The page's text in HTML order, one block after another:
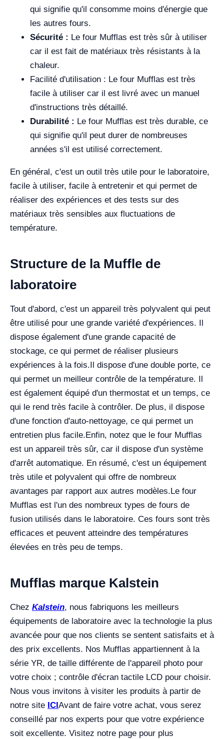
qui signifie qu'il consomme moins d'énergie que
les autres fours.
Sécurité : Le four Mufflas est très sûr à utiliser
car il est fait de matériaux très résistants à la
chaleur.
Facilité d'utilisation : Le four Mufflas est très
facile à utiliser car il est livré avec un manuel
d'instructions très détaillé.
Durabilité : Le four Mufflas est très durable, ce
qui signifie qu'il peut durer de nombreuses
années s'il est utilisé correctement.
En général, c'est un outil très utile pour le laboratoire,
facile à utiliser, facile à entretenir et qui permet de
réaliser des expériences et des tests sur des
matériaux très sensibles aux fluctuations de
température.
Structure de la Muffle de
laboratoire
Tout d'abord, c'est un appareil très polyvalent qui peut
être utilisé pour une grande variété d'expériences. Il
dispose également d'une grande capacité de
stockage, ce qui permet de réaliser plusieurs
expériences à la fois.Il dispose d'une double porte, ce
qui permet un meilleur contrôle de la température. Il
est également équipé d'un thermostat et un temps, ce
qui le rend très facile à contrôler. De plus, il dispose
d'une fonction d'auto-nettoyage, ce qui permet un
entretien plus facile.Enfin, notez que le four Mufflas
est un appareil très sûr, car il dispose d'un système
d'arrêt automatique. En résumé, c'est un équipement
très utile et polyvalent qui offre de nombreux
avantages par rapport aux autres modèles.Le four
Mufflas est l'un des nombreux types de fours de
fusion utilisés dans le laboratoire. Ces fours sont très
efficaces et peuvent atteindre des températures
élevées en très peu de temps.
Mufflas marque Kalstein
Chez Kalstein, nous fabriquons les meilleurs
équipements de laboratoire avec la technologie la plus
avancée pour que nos clients se sentent satisfaits et à
des prix excellents. Nos Mufflas appartiennent à la
série YR, de taille différente de l'appareil photo pour
votre choix ; contrôle d'écran tactile LCD pour choisir.
Nous vous invitons à visiter les produits à partir de
notre site ICIAvant de faire votre achat, vous serez
conseillé par nos experts pour que votre expérience
soit excellente. Visitez notre page pour plus